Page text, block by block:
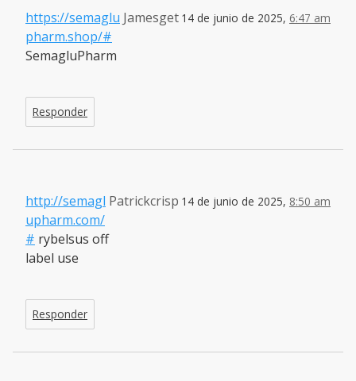
Jamesget 14 de junio de 2025, 6:47 am
https://semaglu
pharm.shop/#
SemagluPharm
Responder
Patrickcrisp 14 de junio de 2025, 8:50 am
http://semagl
upharm.com/
# rybelsus off
label use
Responder